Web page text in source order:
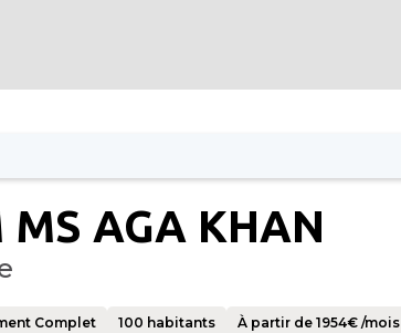
MS AGA KHAN
Complet 100 habitants À partir de 1954€ /mois